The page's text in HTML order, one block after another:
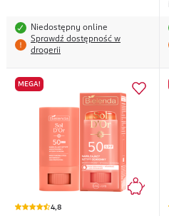
Niedostępny online
Sprawdź dostępność w
drogerii
MEGA!
4,8